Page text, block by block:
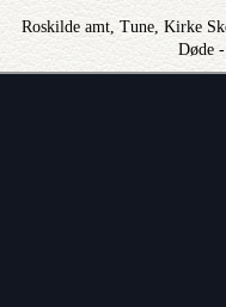
Roskilde amt, Tune, Kirke
Døde